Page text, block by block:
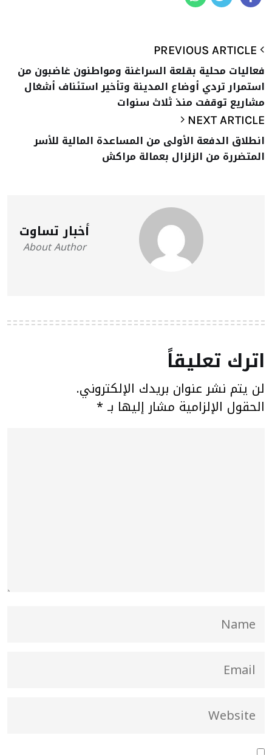
فعاليات محلية بقلعة السراغنة ومواطنون غاضبون من
استمرار تردي أوضاع المدينة وتأخير استئناف أشغال
مشاريع توقفت منذ ثلاث سنوات
NEXT ARTICLE
انطلاق الدفعة الأولى من المساعدة المالية للأسر
المتضررة من الزلزال بعمالة مراكش
أخبار تساوت
About Author
اترك تعليقاً
لن يتم نشر عنوان بريدك الإلكتروني.
الحقول الإلزامية مشار إليها بـ *